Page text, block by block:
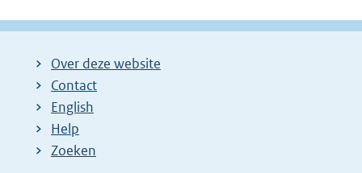
Over deze website
Contact
English
Help
Zoeken